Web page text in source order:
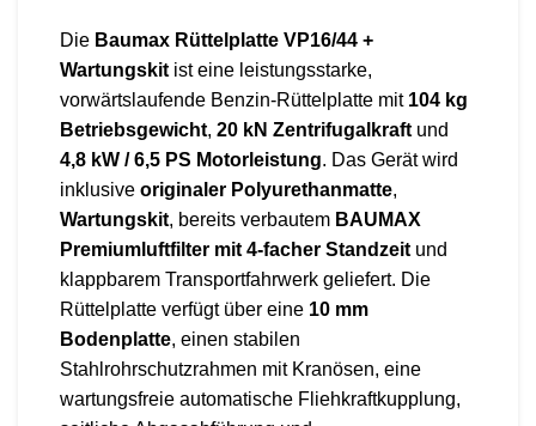
Die Baumax Rüttelplatte VP16/44 +
Wartungskit ist eine leistungsstarke,
vorwärtslaufende Benzin-Rüttelplatte mit 104 kg
Betriebsgewicht, 20 kN Zentrifugalkraft und
4,8 kW / 6,5 PS Motorleistung. Das Gerät wird
inklusive originaler Polyurethanmatte,
Wartungskit, bereits verbautem BAUMAX
Premiumluftfilter mit 4-facher Standzeit und
klappbarem Transportfahrwerk geliefert. Die
Rüttelplatte verfügt über eine 10 mm
Bodenplatte, einen stabilen
Stahlrohrschutzrahmen mit Kranösen, eine
wartungsfreie automatische Fliehkraftkupplung,